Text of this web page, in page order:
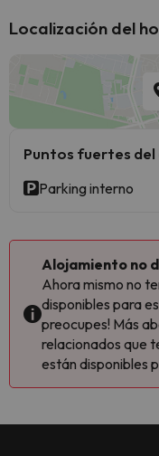
Localización del
Puntos fuertes
Parking interno
Alojamiento no
Ahora mismo no
disponibles para
preocupes! Más
relacionados que
están disponibles